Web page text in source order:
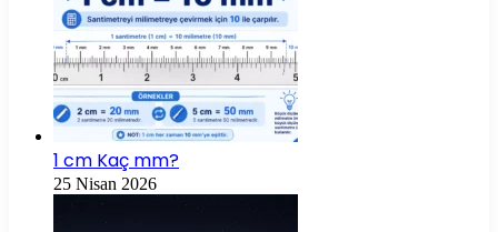
1 cm Kaç mm?
25 Nisan 2026